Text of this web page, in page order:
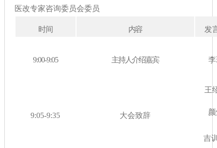
医改专家咨询委员会委员
时间 内容 发
9:00-9:05 主持人介绍嘉宾
9:05-9:35 大会致辞
王
吉